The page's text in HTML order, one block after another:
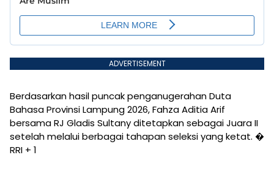
ADVERTISEMENT
Berdasarkan hasil puncak penganugerahan Duta
Bahasa Provinsi Lampung 2026, Fahza Aditia Arif
bersama RJ Gladis Sultany ditetapkan sebagai Juara II
setelah melalui berbagai tahapan seleksi yang ketat. �
RRI + 1